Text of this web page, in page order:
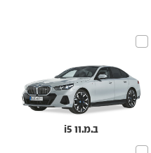
ב.מ.וו i5